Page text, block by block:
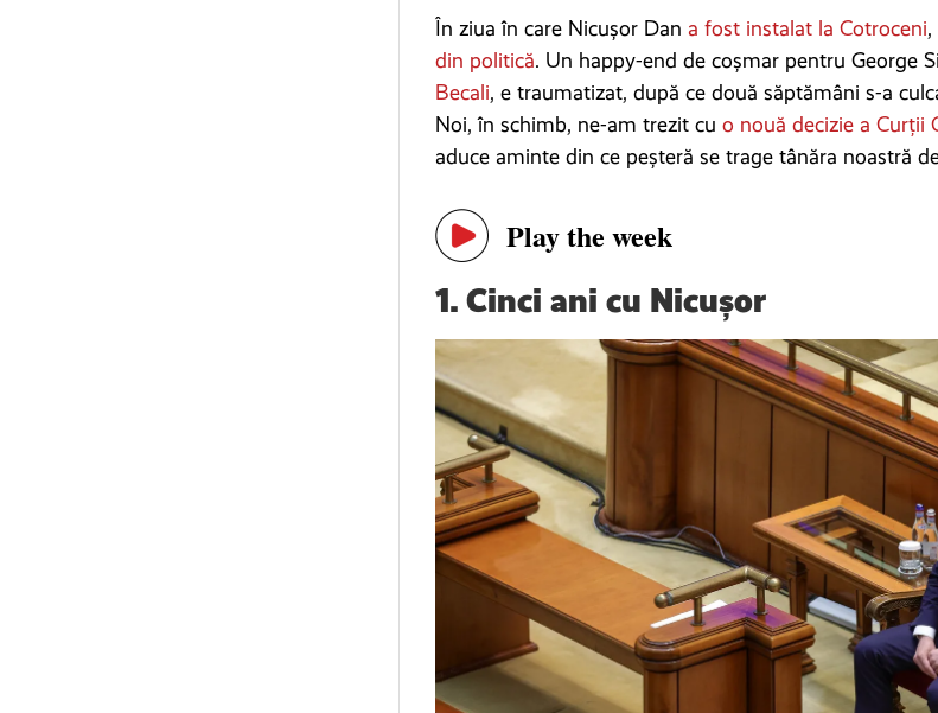
În ziua în care Nicușor Dan a fost instalat la Cotroceni
din politică. Un happy-end de coșmar pentru George
Becali, e traumatizat, după ce două săptămâni s-a
Noi, în schimb, ne-am trezit cu o nouă decizie a Curții
aduce aminte din ce peșteră se trage tânăra noastră
Play the week
1. Cinci ani cu Nicușor